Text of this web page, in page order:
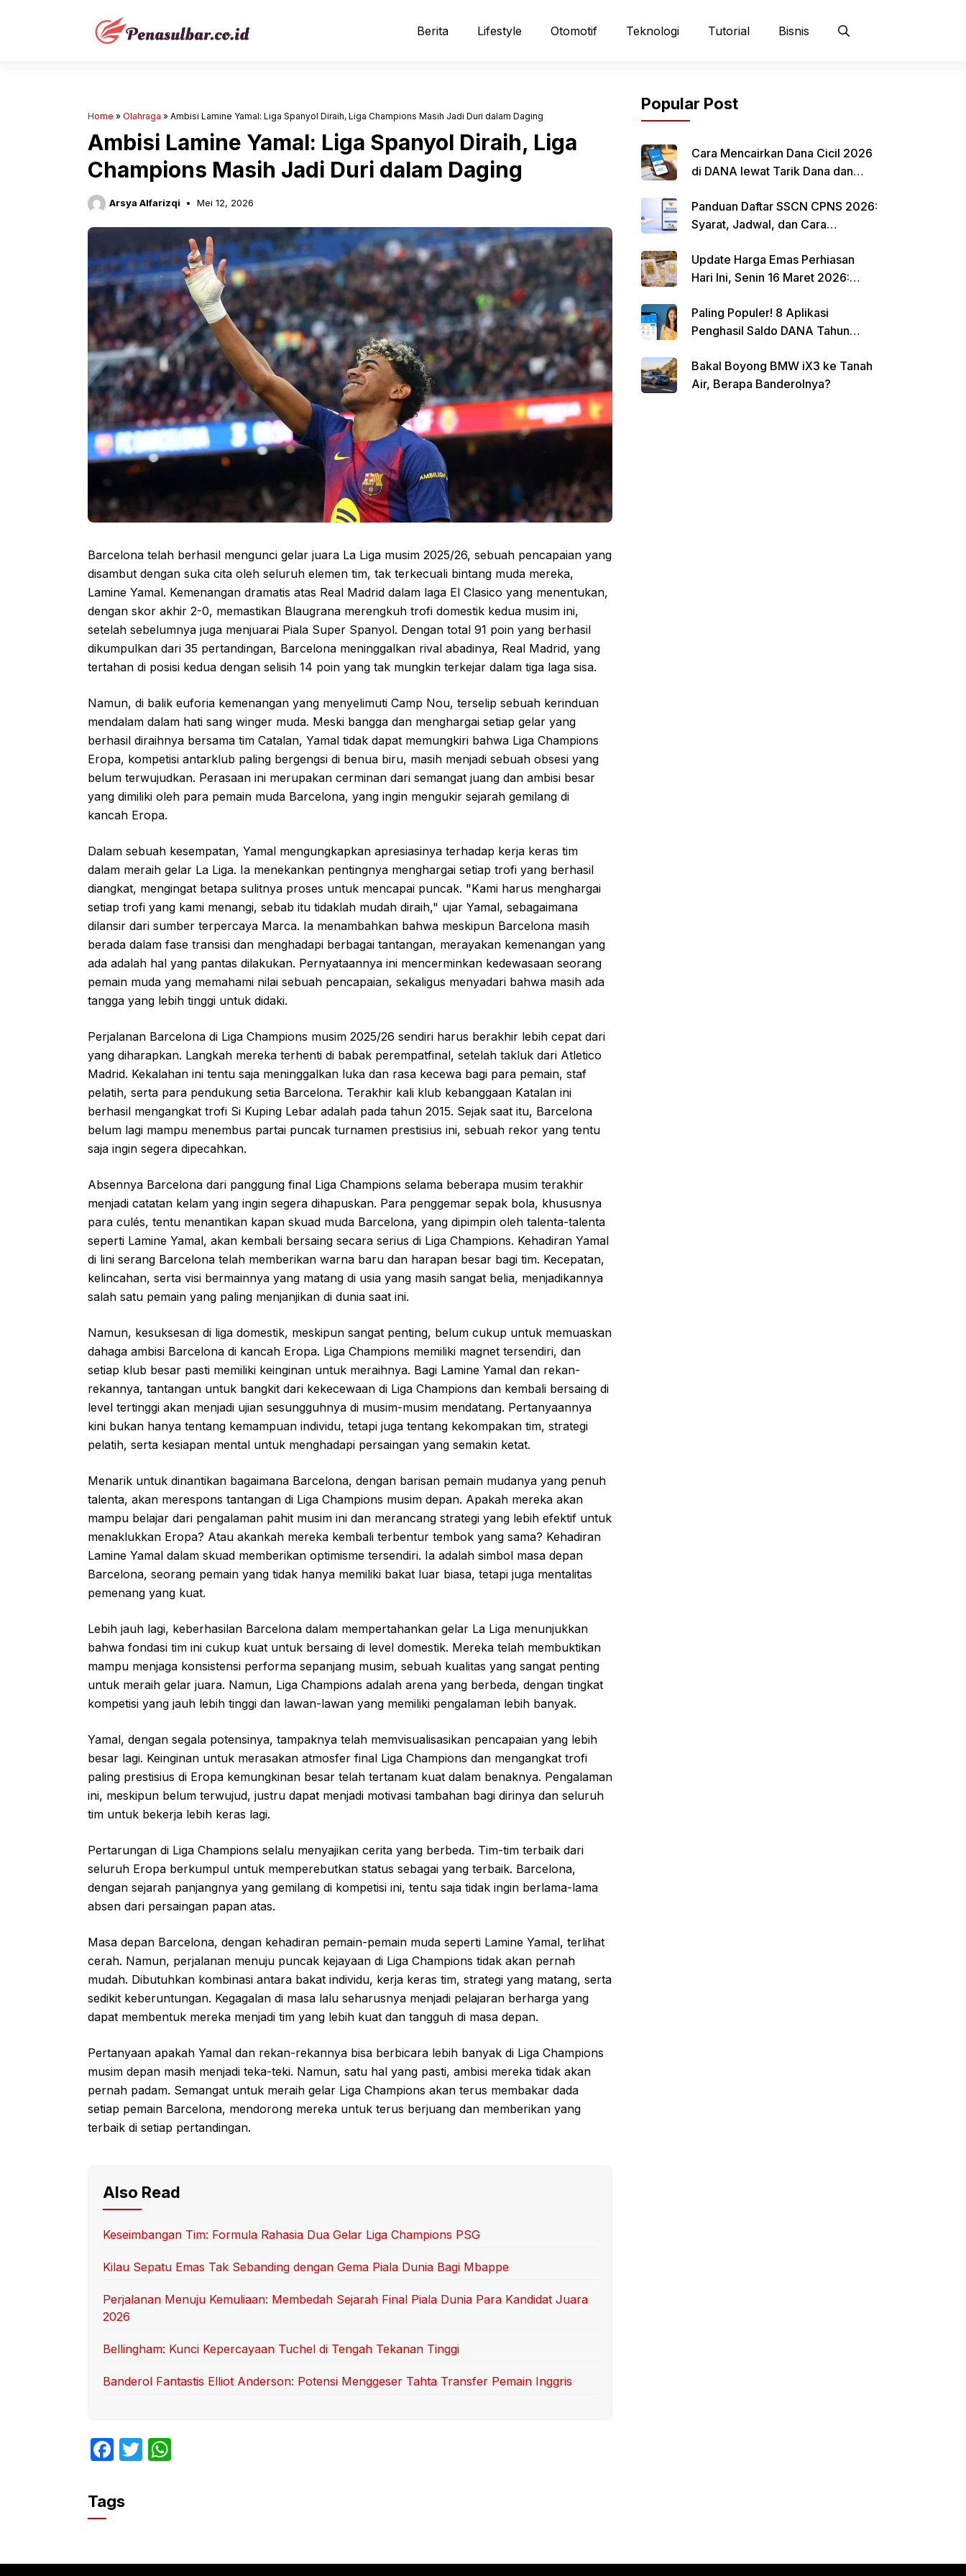
Berita Lifestyle Otomotif Teknologi Tutorial Bisnis
Home » Olahraga » Ambisi Lamine Yamal: Liga Spanyol Diraih, Liga Champions Masih Jadi Duri dalam Daging
Ambisi Lamine Yamal: Liga Spanyol Diraih, Liga
Champions Masih Jadi Duri dalam Daging
Arsya Alfarizqi Mei 12, 2026
Barcelona telah berhasil mengunci gelar juara La Liga musim 2025/26, sebuah pencapaian yang
disambut dengan suka cita oleh seluruh elemen tim, tak terkecuali bintang muda mereka,
Lamine Yamal. Kemenangan dramatis atas Real Madrid dalam laga El Clasico yang menentukan,
dengan skor akhir 2-0, memastikan Blaugrana merengkuh trofi domestik kedua musim ini,
setelah sebelumnya juga menjuarai Piala Super Spanyol. Dengan total 91 poin yang berhasil
dikumpulkan dari 35 pertandingan, Barcelona meninggalkan rival abadinya, Real Madrid, yang
tertahan di posisi kedua dengan selisih 14 poin yang tak mungkin terkejar dalam tiga laga sisa.
Namun, di balik euforia kemenangan yang menyelimuti Camp Nou, terselip sebuah kerinduan
mendalam dalam hati sang winger muda. Meski bangga dan menghargai setiap gelar yang
berhasil diraihnya bersama tim Catalan, Yamal tidak dapat memungkiri bahwa Liga Champions
Eropa, kompetisi antarklub paling bergengsi di benua biru, masih menjadi sebuah obsesi yang
belum terwujudkan. Perasaan ini merupakan cerminan dari semangat juang dan ambisi besar
yang dimiliki oleh para pemain muda Barcelona, yang ingin mengukir sejarah gemilang di
kancah Eropa.
Dalam sebuah kesempatan, Yamal mengungkapkan apresiasinya terhadap kerja keras tim
dalam meraih gelar La Liga. Ia menekankan pentingnya menghargai setiap trofi yang berhasil
diangkat, mengingat betapa sulitnya proses untuk mencapai puncak. "Kami harus menghargai
setiap trofi yang kami menangi, sebab itu tidaklah mudah diraih," ujar Yamal, sebagaimana
dilansir dari sumber terpercaya Marca. Ia menambahkan bahwa meskipun Barcelona masih
berada dalam fase transisi dan menghadapi berbagai tantangan, merayakan kemenangan yang
ada adalah hal yang pantas dilakukan. Pernyataannya ini mencerminkan kedewasaan seorang
pemain muda yang memahami nilai sebuah pencapaian, sekaligus menyadari bahwa masih ada
tangga yang lebih tinggi untuk didaki.
Perjalanan Barcelona di Liga Champions musim 2025/26 sendiri harus berakhir lebih cepat dari
yang diharapkan. Langkah mereka terhenti di babak perempatfinal, setelah takluk dari Atletico
Madrid. Kekalahan ini tentu saja meninggalkan luka dan rasa kecewa bagi para pemain, staf
pelatih, serta para pendukung setia Barcelona. Terakhir kali klub kebanggaan Katalan ini
berhasil mengangkat trofi Si Kuping Lebar adalah pada tahun 2015. Sejak saat itu, Barcelona
belum lagi mampu menembus partai puncak turnamen prestisius ini, sebuah rekor yang tentu
saja ingin segera dipecahkan.
Absennya Barcelona dari panggung final Liga Champions selama beberapa musim terakhir
menjadi catatan kelam yang ingin segera dihapuskan. Para penggemar sepak bola, khususnya
para culés, tentu menantikan kapan skuad muda Barcelona, yang dipimpin oleh talenta-talenta
seperti Lamine Yamal, akan kembali bersaing secara serius di Liga Champions. Kehadiran Yamal
di lini serang Barcelona telah memberikan warna baru dan harapan besar bagi tim. Kecepatan,
kelincahan, serta visi bermainnya yang matang di usia yang masih sangat belia, menjadikannya
salah satu pemain yang paling menjanjikan di dunia saat ini.
Namun, kesuksesan di liga domestik, meskipun sangat penting, belum cukup untuk memuaskan
dahaga ambisi Barcelona di kancah Eropa. Liga Champions memiliki magnet tersendiri, dan
setiap klub besar pasti memiliki keinginan untuk meraihnya. Bagi Lamine Yamal dan rekan-
rekannya, tantangan untuk bangkit dari kekecewaan di Liga Champions dan kembali bersaing di
level tertinggi akan menjadi ujian sesungguhnya di musim-musim mendatang. Pertanyaannya
kini bukan hanya tentang kemampuan individu, tetapi juga tentang kekompakan tim, strategi
pelatih, serta kesiapan mental untuk menghadapi persaingan yang semakin ketat.
Menarik untuk dinantikan bagaimana Barcelona, dengan barisan pemain mudanya yang penuh
talenta, akan merespons tantangan di Liga Champions musim depan. Apakah mereka akan
mampu belajar dari pengalaman pahit musim ini dan merancang strategi yang lebih efektif untuk
menaklukkan Eropa? Atau akankah mereka kembali terbentur tembok yang sama? Kehadiran
Lamine Yamal dalam skuad memberikan optimisme tersendiri. Ia adalah simbol masa depan
Barcelona, seorang pemain yang tidak hanya memiliki bakat luar biasa, tetapi juga mentalitas
pemenang yang kuat.
Lebih jauh lagi, keberhasilan Barcelona dalam mempertahankan gelar La Liga menunjukkan
bahwa fondasi tim ini cukup kuat untuk bersaing di level domestik. Mereka telah membuktikan
mampu menjaga konsistensi performa sepanjang musim, sebuah kualitas yang sangat penting
untuk meraih gelar juara. Namun, Liga Champions adalah arena yang berbeda, dengan tingkat
kompetisi yang jauh lebih tinggi dan lawan-lawan yang memiliki pengalaman lebih banyak.
Yamal, dengan segala potensinya, tampaknya telah memvisualisasikan pencapaian yang lebih
besar lagi. Keinginan untuk merasakan atmosfer final Liga Champions dan mengangkat trofi
paling prestisius di Eropa kemungkinan besar telah tertanam kuat dalam benaknya. Pengalaman
ini, meskipun belum terwujud, justru dapat menjadi motivasi tambahan bagi dirinya dan seluruh
tim untuk bekerja lebih keras lagi.
Pertarungan di Liga Champions selalu menyajikan cerita yang berbeda. Tim-tim terbaik dari
seluruh Eropa berkumpul untuk memperebutkan status sebagai yang terbaik. Barcelona,
dengan sejarah panjangnya yang gemilang di kompetisi ini, tentu saja tidak ingin berlama-lama
absen dari persaingan papan atas.
Masa depan Barcelona, dengan kehadiran pemain-pemain muda seperti Lamine Yamal, terlihat
cerah. Namun, perjalanan menuju puncak kejayaan di Liga Champions tidak akan pernah
mudah. Dibutuhkan kombinasi antara bakat individu, kerja keras tim, strategi yang matang, serta
sedikit keberuntungan. Kegagalan di masa lalu seharusnya menjadi pelajaran berharga yang
dapat membentuk mereka menjadi tim yang lebih kuat dan tangguh di masa depan.
Pertanyaan apakah Yamal dan rekan-rekannya bisa berbicara lebih banyak di Liga Champions
musim depan masih menjadi teka-teki. Namun, satu hal yang pasti, ambisi mereka tidak akan
pernah padam. Semangat untuk meraih gelar Liga Champions akan terus membakar dada
setiap pemain Barcelona, mendorong mereka untuk terus berjuang dan memberikan yang
terbaik di setiap pertandingan.
Also Read
Keseimbangan Tim: Formula Rahasia Dua Gelar Liga Champions PSG
Kilau Sepatu Emas Tak Sebanding dengan Gema Piala Dunia Bagi Mbappe
Perjalanan Menuju Kemuliaan: Membedah Sejarah Final Piala Dunia Para Kandidat Juara
2026
Bellingham: Kunci Kepercayaan Tuchel di Tengah Tekanan Tinggi
Banderol Fantastis Elliot Anderson: Potensi Menggeser Tahta Transfer Pemain Inggris
F
c
e
o
T
p
Tags
Popular Post
Cara Mencairkan Dana Cicil 2026
di DANA lewat Tarik Dana dan
Panduan Daftar SSCN CPNS 2026:
Syarat, Jadwal, dan Cara
Update Harga Emas Perhiasan
Hari Ini, Senin 16 Maret 2026:
Paling Populer! 8 Aplikasi
Penghasil Saldo DANA Tahun
Bakal Boyong BMW iX3 ke Tanah
Air, Berapa Banderolnya?